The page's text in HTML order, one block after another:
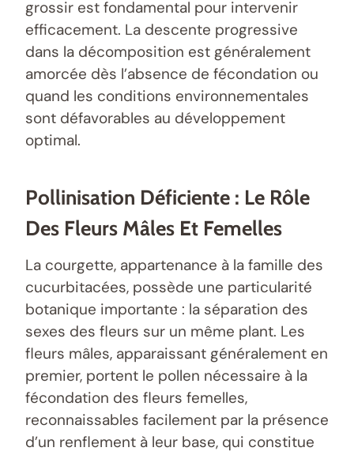
grossir est fondamental pour intervenir
efficacement. La descente progressive
dans la décomposition est généralement
amorcée dès l’absence de fécondation ou
quand les conditions environnementales
sont défavorables au développement
optimal.
Pollinisation Déficiente : Le Rôle
Des Fleurs Mâles Et Femelles
La courgette, appartenance à la famille des
cucurbitacées, possède une particularité
botanique importante : la séparation des
sexes des fleurs sur un même plant. Les
fleurs mâles, apparaissant généralement en
premier, portent le pollen nécessaire à la
fécondation des fleurs femelles,
reconnaissables facilement par la présence
d’un renflement à leur base, qui constitue